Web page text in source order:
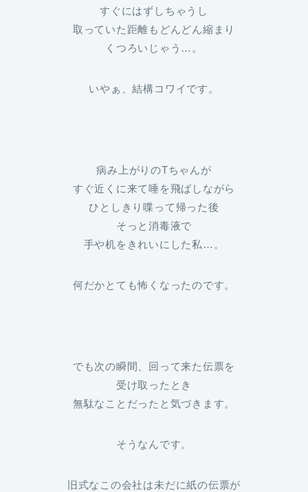
すぐにはずしちゃうし
取っていた距離もどんどん縮まり
くつろいじゃう…。
いやぁ、結構コワイです。
病み上がりのTちゃんが
すぐ近くに来て唾を飛ばしながら
ひとしきり喋って帰った後
そっと消毒液で
手や机をきれいにした私…。
何だかとても怖くなったのです。
でも次の瞬間、回って来た伝票を
受け取ったとき
無駄なことだったと気づきます。
そうなんです。
旧式なこの会社は未だに紙の伝票が